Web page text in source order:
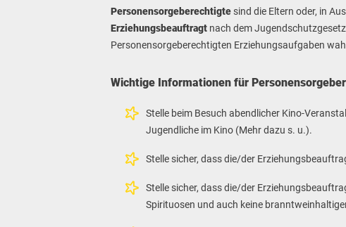
Personensorgeberechtigte sind die Eltern oder, in
Erziehungsbeauftragt nach dem
Personensorgeberechtigten Erziehungsaufgaben
Wichtige Informationen für
Stelle beim Besuch abendlicher Kino-
Jugendliche im Kino (Mehr dazu s. u.).
Stelle sicher, dass die/der
Stelle sicher, dass die/der
Spirituosen und auch keine